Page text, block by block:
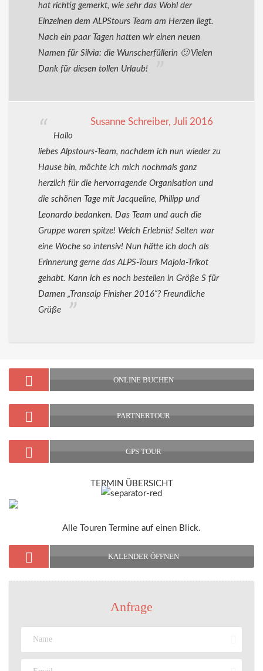
hat richtig gemerkt, wie sehr das Wohl der
Einzelnen dem ALPStours Team am Herzen liegt.
Nach ein paar Tagen hatten wir einen neuen
Namen für Silvia: die Wunscherfüllerin 🙂 Vielen
Dank für diesen tollen Urlaub!
Susanne Schreiber, Juli 2016
Hallo
liebes Alpstours-Team, nachdem ich nun wieder zu
Hause bin, möchte ich mich nochmals ganz
herzlich für die hervorragende Organisation und
die schönen Tage mit Jacqueline, Philipp und
Leonardo bedanken. Das Team und auch die
Gruppe waren spitze! Welch Erlebnis! Selten war
eine Woche so intensiv! Nun hätte ich doch als
Erinnerung gerne das ALPS-Tours Majola-Trikot
gehabt. Kann ich es noch bestellen in Größe S für
Damen „Transalp Finisher 2016“? Freundliche
Grüße
ONLINE BUCHEN
PARTNERTOUR
GPS TOUR
TERMIN ÜBERSICHT
Alle Touren Termine auf einen Blick.
KALENDER ÖFFNEN
Anfrage